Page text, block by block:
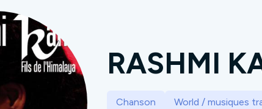
RASHMI
Chanson World / musiques